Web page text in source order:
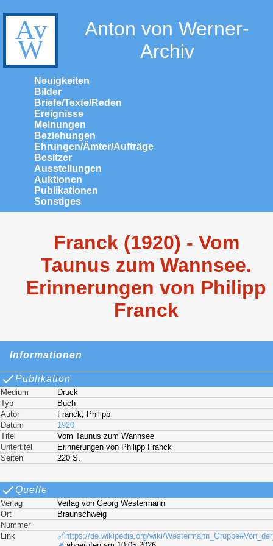
Anton von Werner-
Archiv
Neuigkeiten
Bilder
Briefe/Texte/Reden
Ereignisse
Meinungen
Beziehungen
Ehrungen/Ämter/Aufträge
Besitzer
Ausstellungen
Auktionen
Publikationen
Sonstiges
Franck (1920) - Vom
Taunus zum Wannsee.
Erinnerungen von Philipp
Franck
Informationen
Publikation
Medium
Druck
Typ
Buch
Autor
Franck, Philipp
Datum
1920
Titel
Vom Taunus zum Wannsee
Untertitel
Erinnerungen von Philipp Franck
Seiten
220 S.
Quelle
Verlag
Verlag von Georg Westermann
Ort
Braunschweig
Nummer
Link
🔗https://de.wikipedia.org/wiki/